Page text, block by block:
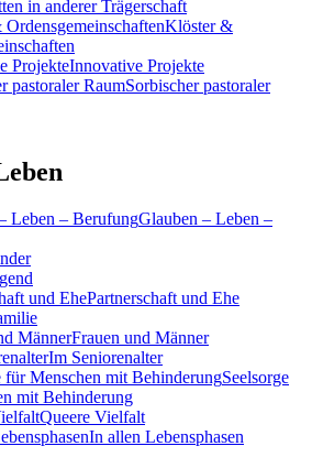
in anderer Trägerschaft
Klöster &
Innovative Projekte
Sorbischer pastoraler
Glauben – Leben –
Partnerschaft und Ehe
Frauen und Männer
Im Seniorenalter
Seelsorge
mit Behinderung
Queere Vielfalt
In allen Lebensphasen